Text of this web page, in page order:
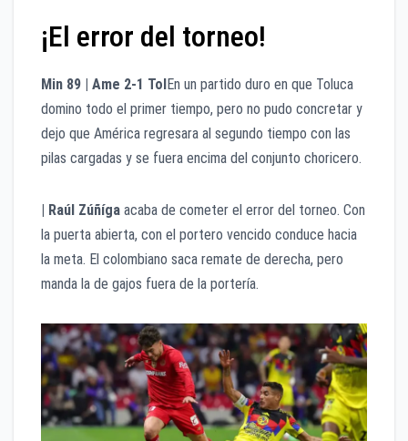
¡El error del torneo!
Min 89 | Ame 2-1 TolEn un partido duro en que Toluca
domino todo el primer tiempo, pero no pudo concretar y
dejo que América regresara al segundo tiempo con las
pilas cargadas y se fuera encima del conjunto choricero.
| Raúl Zúñíga acaba de cometer el error del torneo. Con
la puerta abierta, con el portero vencido conduce hacia
la meta. El colombiano saca remate de derecha, pero
manda la de gajos fuera de la portería.